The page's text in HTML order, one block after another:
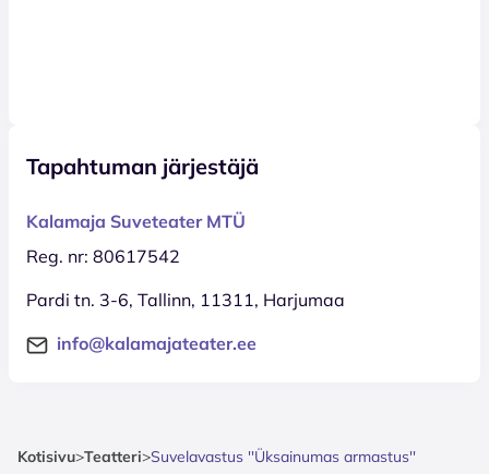
Tapahtuman järjestäjä
Kalamaja Suveteater MTÜ
Reg. nr: 80617542
Pardi tn. 3-6, Tallinn, 11311, Harjumaa
info@kalamajateater.ee
Kotisivu>Teatteri>Suvelavastus ''Üksainumas armastus''